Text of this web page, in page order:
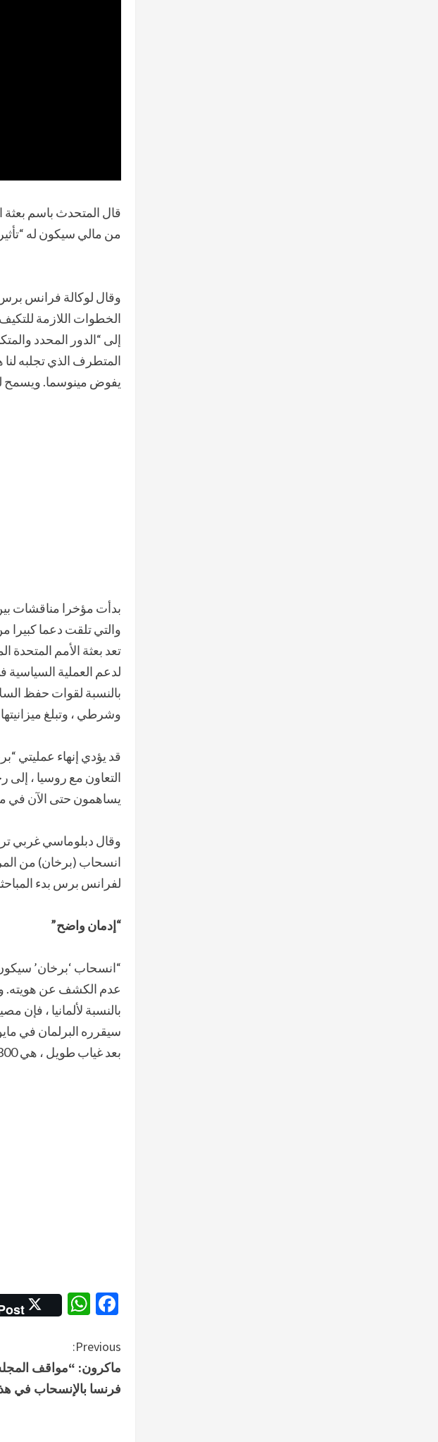
من مالي سيكون له
وقال لوكالة فرانس برس
الخطوات اللازمة
إلى “الدور المحدد
المتطرف الذي تجلبه
يفوض مينوسما. ويسمح
بدأت مؤخرا مناقشات
والتي تلقت دعما كبيرا
لدعم العملية السياسية
وشرطي ، وتبلغ ميزانيتها السنوية أكثر من
قد يؤدي إنهاء عمليتي
التعاون مع روسيا ، إلى
يساهمون حتى الآن في
وقال دبلوماسي غربي
انسحاب (برخان) من
لفرانس برس بدء
“إدمان واضح”
عدم الكشف عن هويته.
سيقرره البرلمان في
بعد غياب طويل ، هي 300 من الخوذات الزرقاء الممكنة (بما في ذلك 255 على الأرض حاليًا).
Facebook
C
o
Previous:
ماكرون: “مواقف
فرنسا بالإنسحاب في